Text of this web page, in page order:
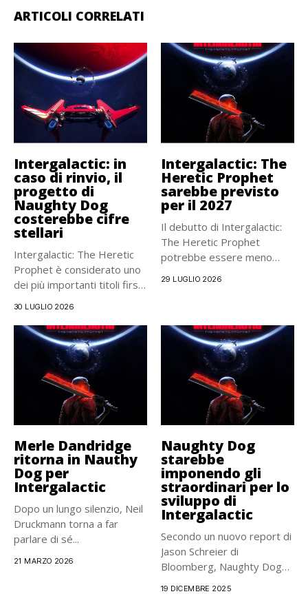
ARTICOLI CORRELATI
Intergalactic: in
caso di rinvio, il
progetto di
Naughty Dog
costerebbe cifre
stellari
Intergalactic: The Heretic
Prophet è considerato uno
dei più importanti titoli first-
30 LUGLIO 2026
Intergalactic: The
Heretic Prophet
sarebbe previsto
per il 2027
Il debutto di Intergalactic:
The Heretic Prophet
potrebbe essere meno
29 LUGLIO 2026
Merle Dandridge
ritorna in Nauthy
Dog per
Intergalactic
Dopo un lungo silenzio, Neil
Druckmann torna a far
parlare di sé...
21 MARZO 2026
Naughty Dog
starebbe
imponendo gli
straordinari per lo
sviluppo di
Intergalactic
Secondo un nuovo report di
Jason Schreier di
Bloomberg, Naughty Dog
19 DICEMBRE 2025